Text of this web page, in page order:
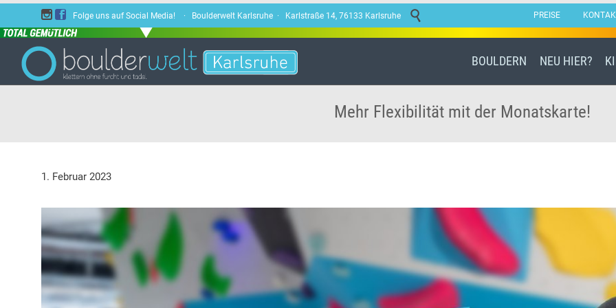
  Folge uns auf Social Media! · Boulderwelt Karlsruhe · Karlstraße 14, 76133 Karlsruhe  PREISE
BOULDERN NEU HIER?
Mehr Flexibilität mit der Monatskarte!
1. Februar 2023